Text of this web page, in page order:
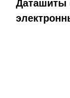
Даташиты